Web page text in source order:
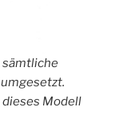
sämtliche
Modell